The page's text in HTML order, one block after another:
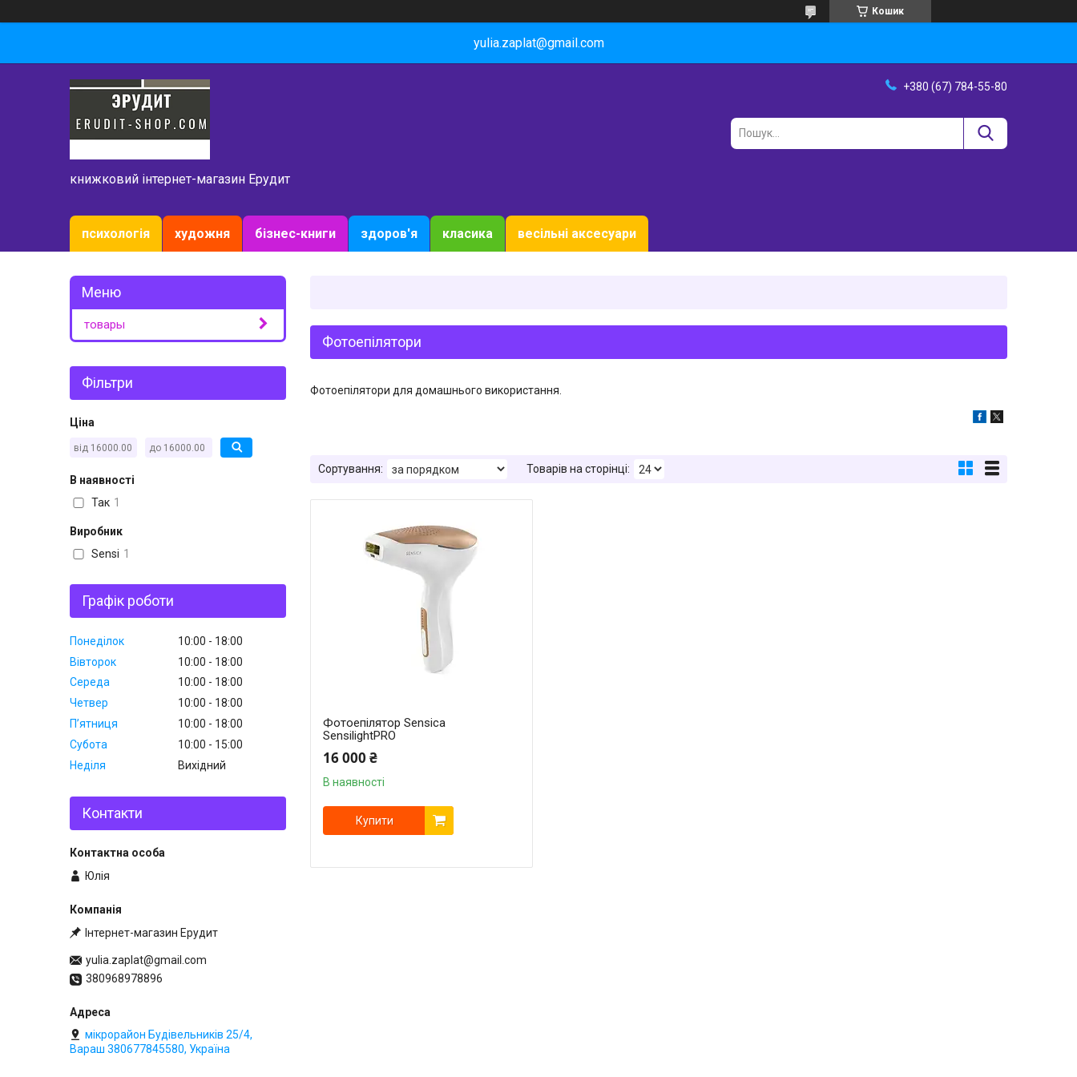
Кошик
yulia.zaplat@gmail.com
книжковий інтернет-магазин Ерудит
+380 (67) 784-55-80
психологія художня бізнес-книги здоров'я класика весільні аксесуари
Фотоепілятори
Фотоепілятори для домашнього використання.
Фотоепілятор Sensica
SensilightPRO
16 000 ₴
В наявності
Купити
товары
Фільтри
Ціна
В наявності
Так 1
Виробник
Sensi 1
Графік роботи
Понеділок 10:00
18:00
Вівторок
10:00
18:00
Середа
10:00
18:00
Четвер
10:00
18:00
Пʼятниця
10:00
18:00
Субота
10:00
15:00
Неділя
Вихідний
Контакти
Юлія
Інтернет-магазин Ерудит
yulia.zaplat@gmail.com
380968978896
мікрорайон Будівельників 25/4,
Вараш 380677845580, Україна